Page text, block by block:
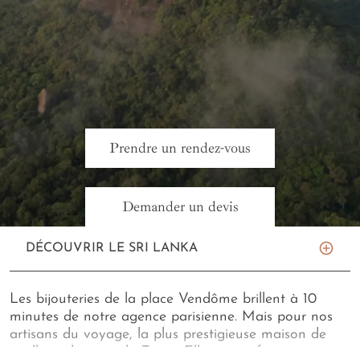
Prendre un rendez-vous
Demander un devis
DÉCOUVRIR LE SRI LANKA
Les bijouteries de la place Vendôme brillent à 10
minutes de notre agence parisienne. Mais pour nos
artisans du voyage, la plus prestigieuse maison de